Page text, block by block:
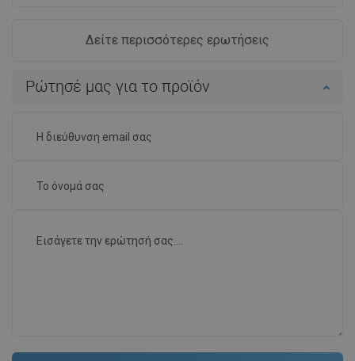
Δείτε περισσότερες ερωτήσεις
Ρώτησέ μας για το προϊόν